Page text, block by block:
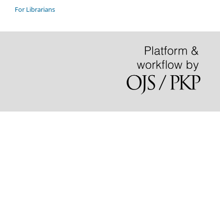
For Librarians